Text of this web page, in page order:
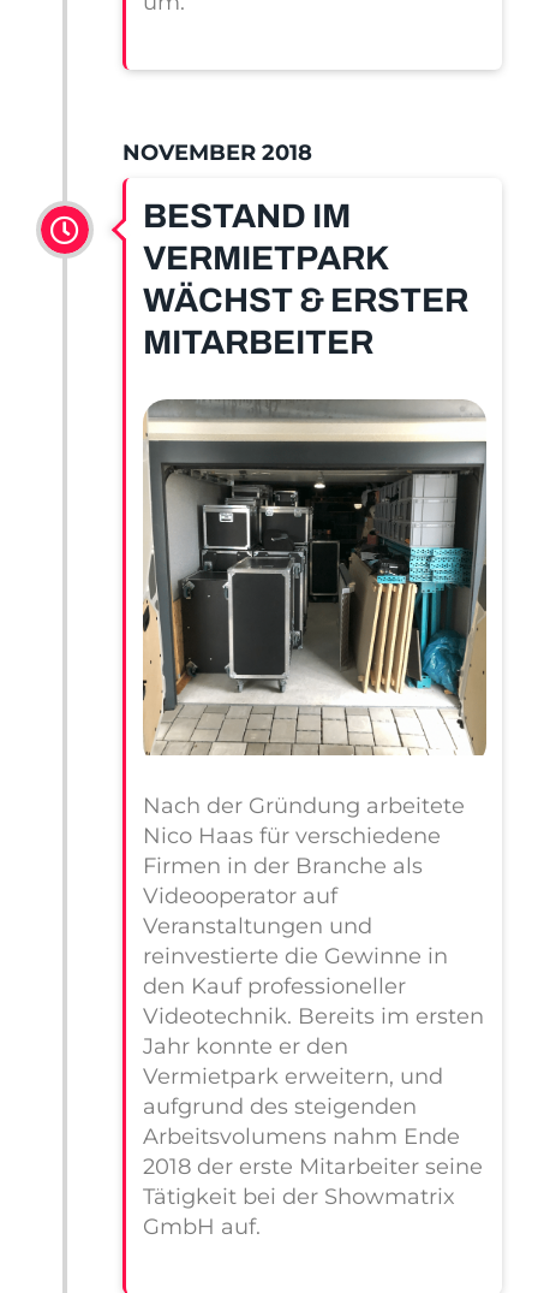
NOVEMBER 2018
BESTAND IM
VERMIETPARK
WÄCHST & ERSTER
MITARBEITER
Nach der Gründung arbeitete
Nico Haas für verschiedene
Firmen in der Branche als
Videooperator auf
Veranstaltungen und
reinvestierte die Gewinne in
den Kauf professioneller
Videotechnik. Bereits im ersten
Jahr konnte er den
Vermietpark erweitern, und
aufgrund des steigenden
Arbeitsvolumens nahm Ende
2018 der erste Mitarbeiter seine
Tätigkeit bei der Showmatrix
GmbH auf.